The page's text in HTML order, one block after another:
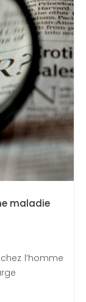
maladie
l’homme